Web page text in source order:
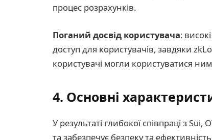
процес розрахунків.
Поганий досвід користувача:
доступ для користувачів, завдяки
користувачі могли користуватися
4. Основні
У результаті глибокої співпраці з Sui,
та забезпечує безпеку та